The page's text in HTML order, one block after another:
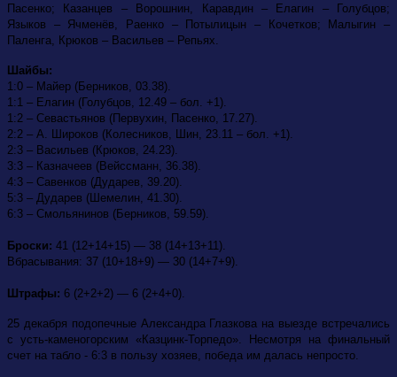
Пасенко; Казанцев – Ворошнин, Каравдин – Елагин – Голубцов;
Языков – Ячменёв, Раенко – Потылицын – Кочетков; Малыгин –
Паленга, Крюков – Васильев – Репьях.
Шайбы:
1:0 – Майер (Берников, 03.38).
1:1 – Елагин (Голубцов, 12.49 – бол. +1).
1:2 – Севастьянов (Первухин, Пасенко, 17.27).
2:2 – А. Широков (Колесников, Шин, 23.11 – бол. +1).
2:3 – Васильев (Крюков, 24.23).
3:3 – Казначеев (Вейссманн, 36.38).
4:3 – Савенков (Дударев, 39.20).
5:3 – Дударев (Шемелин, 41.30).
6:3 – Смольянинов (Берников, 59.59).
Броски: 41 (12+14+15) — 38 (14+13+11).
Вбрасывания: 37 (10+18+9) — 30 (14+7+9).
Штрафы: 6 (2+2+2) — 6 (2+4+0).
25 декабря подопечные Александра Глазкова на выезде встречались
с усть-каменогорским «Казцинк-Торпедо». Несмотря на финальный
счет на табло - 6:3 в пользу хозяев, победа им далась непросто.